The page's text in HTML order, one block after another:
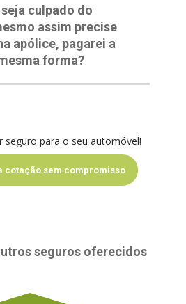
culpado do
assim precise
apólice, pagarei a
forma?
seguro para o seu automóvel!
cotação sem compromisso
seguros oferecidos